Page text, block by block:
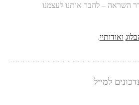
השראה – לחבר אותנו לעצמנו
ואודותיי.
למייל